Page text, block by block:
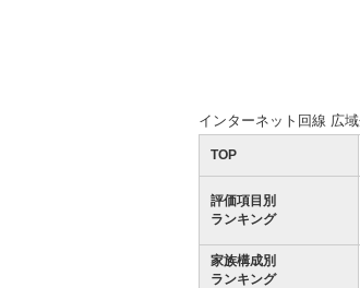
インターネット回線 広
TOP
評価項目別
ランキング
家族構成別
ランキング